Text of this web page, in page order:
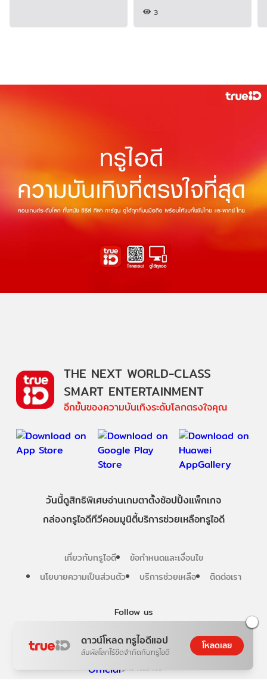
3
ดาวน์โหลด ทรูไอดีแอป
สัมผัสโลกไร้ขีดจำกัดกับทรูไอดี
โหลดเลย
Follow us
Copyright © True Digital Group Company Limited.
All rights reserved
THE NEXT WORLD-CLASS
SMART ENTERTAINMENT
อีกขั้นของความบันเทิงระดับโลกตรงใจคุณ
วันนี้ดูสิทธิพิเศษอ่านเกมตาตั้งช้อปปิ้งแพ็กเกจ
กล่องทรูไอดีทีวีคอมมูนิตี้บริการช่วยเหลือทรูไอดี
เกี่ยวกับทรูไอดี
ข้อกำหนดและเงื่อนไข
นโยบายความเป็นส่วนตัว
บริการช่วยเหลือ ติดต่อเรา